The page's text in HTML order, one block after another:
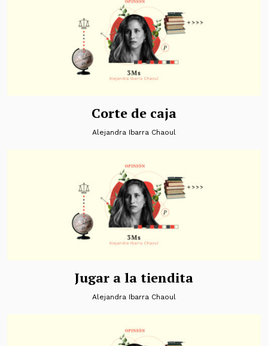
Corte de caja
Alejandra Ibarra Chaoul
Jugar a la tiendita
Alejandra Ibarra Chaoul